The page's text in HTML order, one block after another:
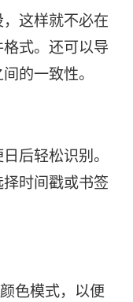
这样就不必在
式。还可以导
的一致性。
后轻松识别。
时间戳或书签
色模式，以便